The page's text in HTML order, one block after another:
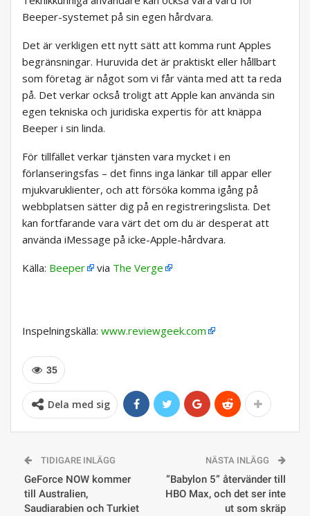
Beeper-systemet på sin egen hårdvara.
Det är verkligen ett nytt sätt att komma runt Apples
begränsningar. Huruvida det är praktiskt eller hållbart
som företag är något som vi får vänta med att ta reda
på. Det verkar också troligt att Apple kan använda sin
egen tekniska och juridiska expertis för att knäppa
Beeper i sin linda.
För tillfället verkar tjänsten vara mycket i en
förlanseringsfas – det finns inga länkar till appar eller
mjukvaruklienter, och att försöka komma igång på
webbplatsen sätter dig på en registreringslista. Det
kan fortfarande vara värt det om du är desperat att
använda iMessage på icke-Apple-hårdvara.
Källa: Beeper via The Verge
Inspelningskälla: www.reviewgeek.com
35
Dela med sig
TIDIGARE INLÄGG
GeForce NOW kommer
till Australien,
Saudiarabien och Turkiet
NÄSTA INLÄGG
”Babylon 5” återvänder till
HBO Max, och det ser inte
ut som skräp